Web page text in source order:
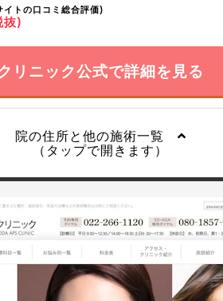
イトの口コミ総合評価)
)
リニック公式で詳細を見る
院の住所と他の施術一覧
（タップで開きます）